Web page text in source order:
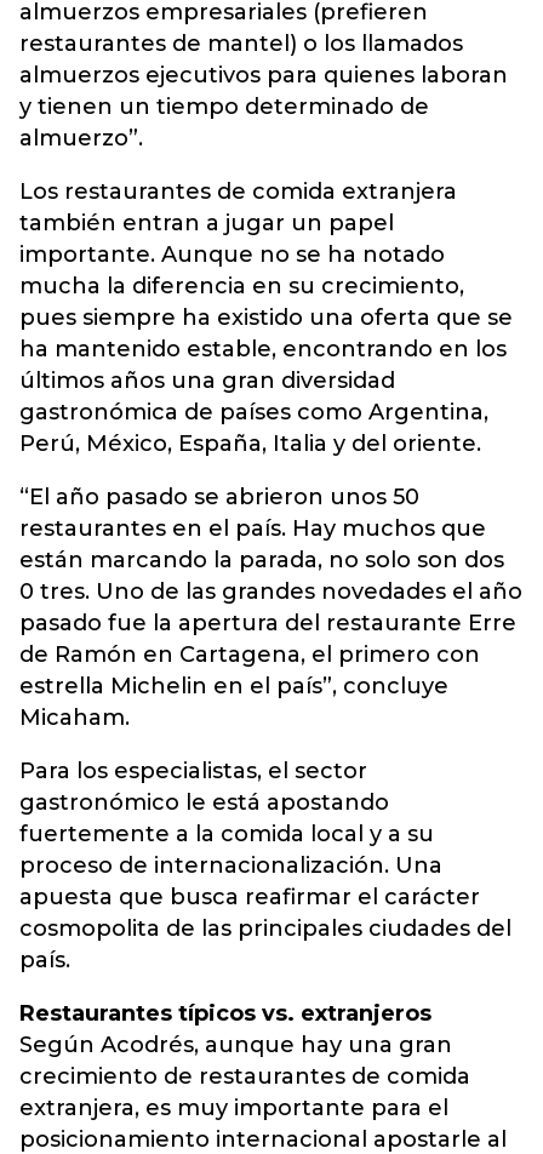
almuerzos empresariales (prefieren
restaurantes de mantel) o los llamados
almuerzos ejecutivos para quienes laboran
y tienen un tiempo determinado de
almuerzo”.
Los restaurantes de comida extranjera
también entran a jugar un papel
importante. Aunque no se ha notado
mucha la diferencia en su crecimiento,
pues siempre ha existido una oferta que se
ha mantenido estable, encontrando en los
últimos años una gran diversidad
gastronómica de países como Argentina,
Perú, México, España, Italia y del oriente.
“El año pasado se abrieron unos 50
restaurantes en el país. Hay muchos que
están marcando la parada, no solo son dos
0 tres. Uno de las grandes novedades el año
pasado fue la apertura del restaurante Erre
de Ramón en Cartagena, el primero con
estrella Michelin en el país”, concluye
Micaham.
Para los especialistas, el sector
gastronómico le está apostando
fuertemente a la comida local y a su
proceso de internacionalización. Una
apuesta que busca reafirmar el carácter
cosmopolita de las principales ciudades del
país.
Restaurantes típicos vs. extranjeros
Según Acodrés, aunque hay una gran
crecimiento de restaurantes de comida
extranjera, es muy importante para el
posicionamiento internacional apostarle al